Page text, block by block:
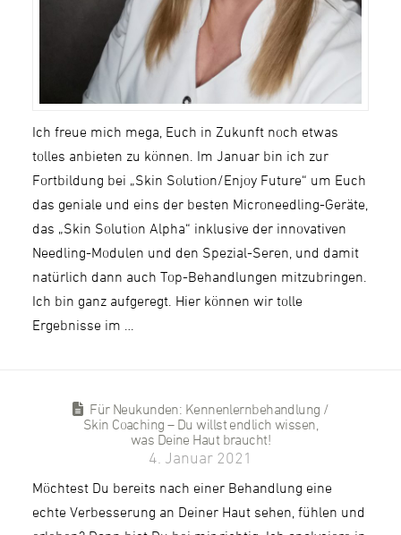
Ich freue mich mega, Euch in Zukunft noch etwas
tolles anbieten zu können. Im Januar bin ich zur
Fortbildung bei „Skin Solution/Enjoy Future“ um Euch
das geniale und eins der besten Microneedling-Geräte,
das „Skin Solution Alpha“ inklusive der innovativen
Needling-Modulen und den Spezial-Seren, und damit
natürlich dann auch Top-Behandlungen mitzubringen.
Ich bin ganz aufgeregt. Hier können wir tolle
Ergebnisse im …
Für Neukunden: Kennenlernbehandlung /
Skin Coaching – Du willst endlich wissen,
was Deine Haut braucht!
4. Januar 2021
Möchtest Du bereits nach einer Behandlung eine
echte Verbesserung an Deiner Haut sehen, fühlen und